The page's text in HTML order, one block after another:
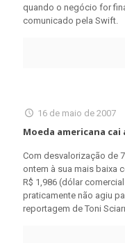
quando o negócio for
comunicado pela Swift.
16 de maio de 2007
Moeda americana cai
Com desvalorização de
ontem à sua mais baixa
R$ 1,986 (dólar
praticamente não agiu
reportagem de Toni